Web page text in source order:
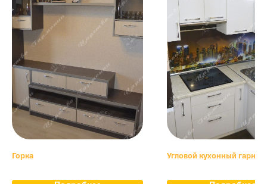
Горка Угловой кухонный